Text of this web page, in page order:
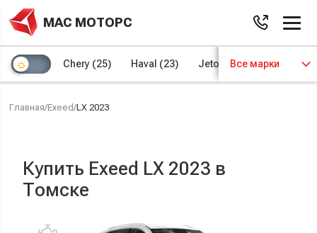
МАС МОТОРС
Chery (25) Haval (23) Jetour (8) Kaiyi (4)
Все марки
Главная/Exeed/LX 2023
Купить Exeed LX 2023 в
Томске